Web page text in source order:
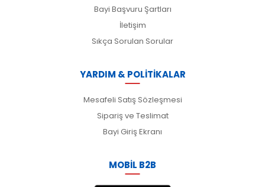
Bayi Başvuru Şartları
İletişim
Sıkça Sorulan Sorular
YARDIM & POLİTİKALAR
Mesafeli Satış Sözleşmesi
Sipariş ve Teslimat
Bayi Giriş Ekranı
MOBİL B2B